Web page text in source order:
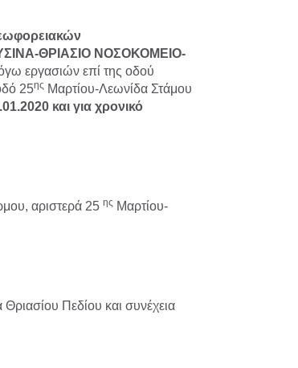
ΘΡΙΑΣΙΟ ΝΟΣΟΚΟΜΕΙΟ-
εργασιών επί της οδού
25ης Μαρτίου-Λεωνίδα Στάμου
και για χρονικό
αριστερά 25 ης Μαρτίου-
Πεδίου και συνέχεια